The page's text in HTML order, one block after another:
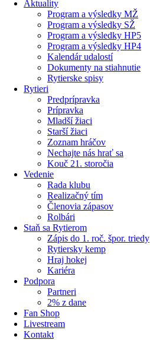
Aktuality
Program a výsledky MŽ
Program a výsledky SŽ
Program a výsledky HP5
Program a výsledky HP4
Kalendár udalostí
Dokumenty na stiahnutie
Rytierske spisy
Rytieri
Predprípravka
Prípravka
Mladší žiaci
Starší žiaci
Zoznam hráčov
Nechajte nás hrať sa
Kouč 21. storočia
Vedenie
Rada klubu
Realizačný tím
Členovia zápasov
Rolbári
Staň sa Rytierom
Zápis do 1. roč. špor. triedy
Rytiersky kemp
Hraj hokej
Kariéra
Podpora
Partneri
2% z dane
Fan Shop
Livestream
Kontakt